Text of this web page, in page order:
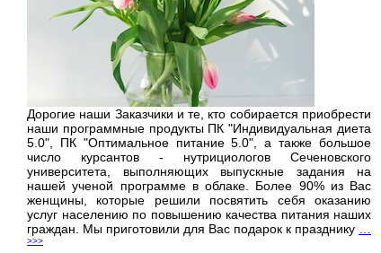
Дорогие наши Заказчики и те, кто собирается приобрести
наши программные продукты ПК "Индивидуальная диета
5.0", ПК "Оптимальное питание 5.0", а также большое
число курсантов - нутрициологов Сеченовского
университета, выполняющих выпускные задания на
нашей ученой программе в облаке. Более 90% из Вас
женщины, которые решили посвятить себя оказанию
услуг населению по повышению качества питания наших
граждан. Мы приготовили для Вас подарок к празднику
>>>